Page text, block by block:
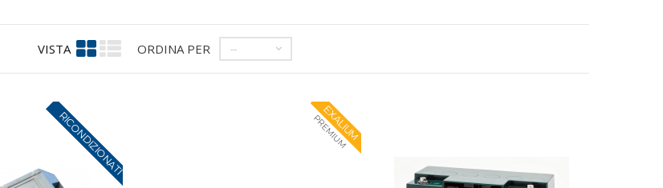
VISTA ORDINA PER --
RICONDIZIONATI EXALIUM
PREMIUM